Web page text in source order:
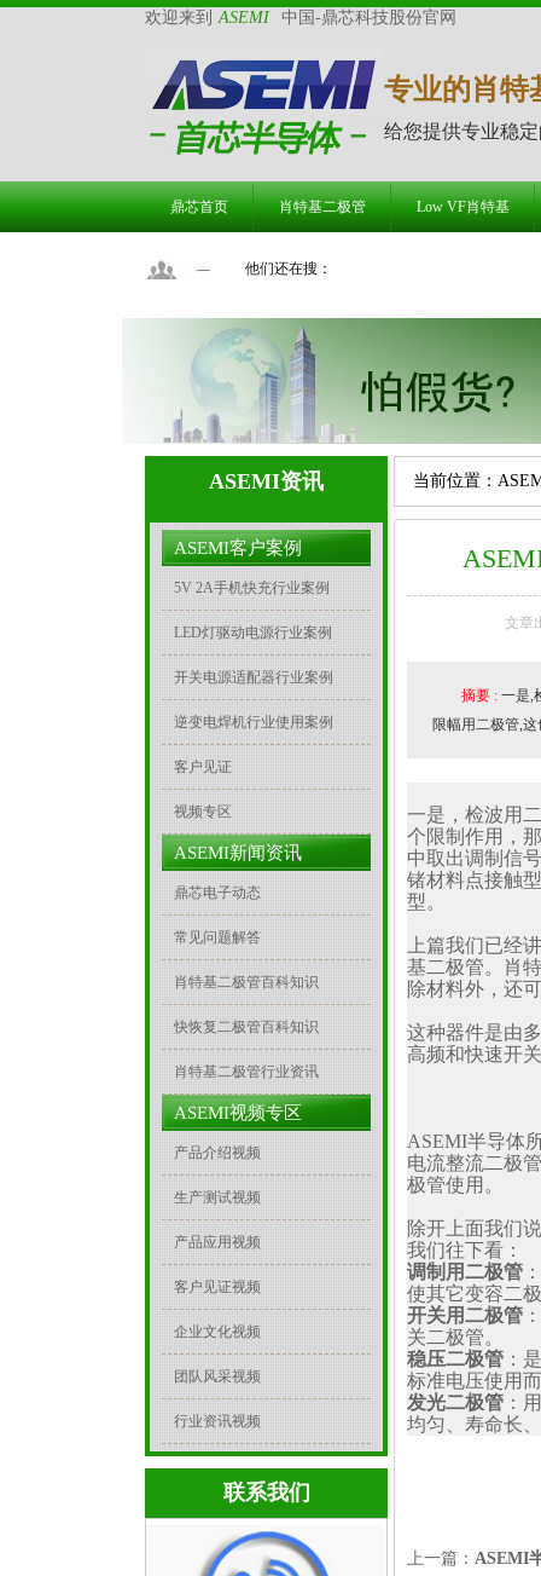
欢迎来到 ASEMI 中国-鼎芯科技股份官网
专业的肖特
给您提供专业稳
鼎芯首页 肖特基二极管 Low VF肖特基
他们还在搜：
当前位置：
性话你知（下篇）
文章
摘要 : 一是,
限幅用二极管,
一是，检波用
个限制作用，
中取出调制信
锗材料点接触
型。
上篇我们已经
基二极管。肖
除材料外，还
这种器件是由
高频和快速开
ASEMI半导体
电流整流二极
极管使用。
除开上面我们
我们往下看：
调制用二极管
使其它变容二
开关用二极管
关二极管。
稳压二极管 ：
标准电压使用
发光二极管 ：
均匀、寿命长
上一篇： ASEMI
ASEMI资讯
ASEMI客户案例
5V 2A手机快充行业案例
LED灯驱动电源行业案例
开关电源适配器行业案例
逆变电焊机行业使用案例
客户见证
视频专区
ASEMI新闻资讯
鼎芯电子动态
常见问题解答
肖特基二极管百科知识
快恢复二极管百科知识
肖特基二极管行业资讯
ASEMI视频专区
产品介绍视频
生产测试视频
产品应用视频
客户见证视频
企业文化视频
团队风采视频
行业资讯视频
联系我们